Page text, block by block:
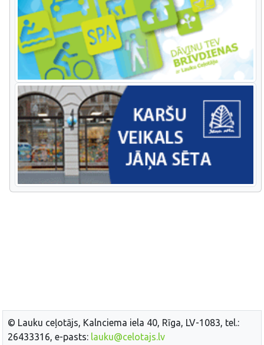
© Lauku ceļotājs, Kalnciema iela 40, Rīga, LV-1083, tel.:
26433316, e-pasts: lauku@celotajs.lv